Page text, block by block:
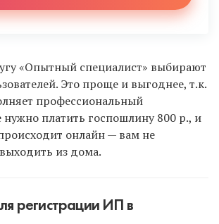
«Опытный специалист» выбирают
Это проще и выгоднее, т.к.
профессиональный
нужно платить госпошлину 800 р., и
онлайн — вам не
из дома.
регистрации ИП в